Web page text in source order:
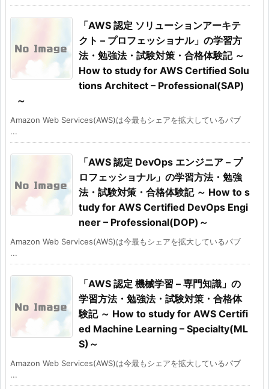
「AWS 認定 ソリューションアーキテ
クト – プロフェッショナル」の学習方
法・勉強法・試験対策・合格体験記 ～
How to study for AWS Certified Solu
tions Architect – Professional(SAP)
～
Amazon Web Services(AWS)は今最もシェアを拡大しているパブ
...
「AWS 認定 DevOps エンジニア – プ
ロフェッショナル」の学習方法・勉強
法・試験対策・合格体験記 ～ How to s
tudy for AWS Certified DevOps Engi
neer – Professional(DOP)～
Amazon Web Services(AWS)は今最もシェアを拡大しているパブ
...
「AWS 認定 機械学習 – 専門知識」の
学習方法・勉強法・試験対策・合格体
験記 ～ How to study for AWS Certifi
ed Machine Learning – Specialty(ML
S)～
Amazon Web Services(AWS)は今最もシェアを拡大しているパブ
...